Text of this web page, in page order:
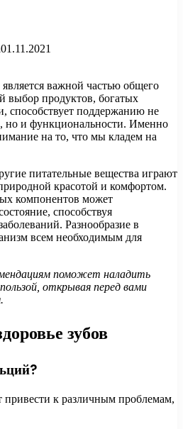
01.11.2021
важной частью общего
выбор продуктов, богатых
способствует поддержанию не
но и функциональности. Именно
на то, что мы кладем на
питательные вещества играют
красотой и комфортом.
компонентов может
способствуя
Разнообразие в
всем необходимым для
поможет наладить
открывая перед вами
зубов
привести к различным проблемам,